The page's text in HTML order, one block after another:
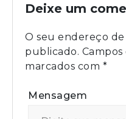
Deixe um
O seu endereço de
publicado.
marcados com *
Mensagem